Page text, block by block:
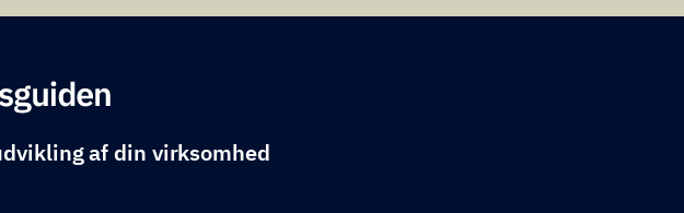
af din virksomhed